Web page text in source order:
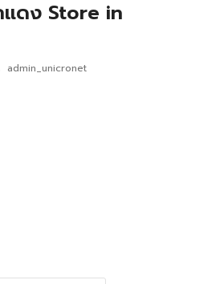
แดง Store in
admin_unicronet